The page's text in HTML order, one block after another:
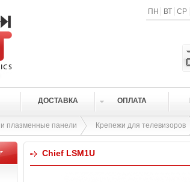
ПН ВТ СР
ДОСТАВКА ОПЛАТА
плазменные панели Крепежи для телевизоров
Chief LSM1U